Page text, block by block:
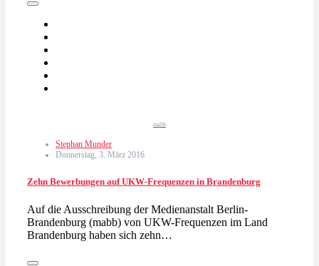
mabb
Stephan Munder
Donnerstag, 3. März 2016
Zehn Bewerbungen auf UKW-Frequenzen in Brandenburg
Auf die Ausschreibung der Medienanstalt Berlin-
Brandenburg (mabb) von UKW-Frequenzen im Land
Brandenburg haben sich zehn…